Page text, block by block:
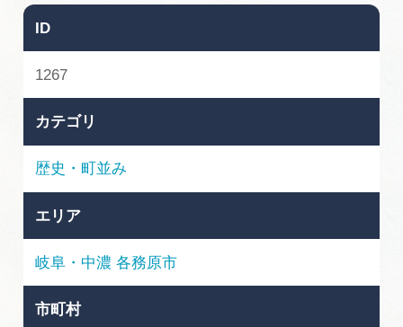
インフォメーション
ぎふ旅レポーター記事
早わかり岐阜
買い物・お土産
体験予約サイト「ＶＩＳＩＴ岐阜県」
岐阜県アウトドア観光キャンペーン
ID
1267
カテゴリ
歴史・町並み
エリア
岐阜・中濃 各務原市
市町村